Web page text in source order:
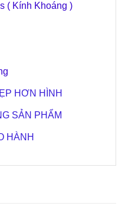
( Kính Khoáng )
HƠN HÌNH
SẢN PHẨM
HÀNH